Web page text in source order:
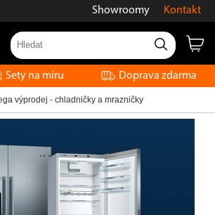
Showroomy Kontakt
Sety na míru Doprava zdarma
výprodej - chladničky a mrazničky